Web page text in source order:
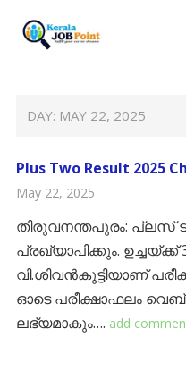
DAY: MAY 22, 2025
Plus Two Result 2025
May 22, 2025
തിരുവനന്തപുരം: പ്ലസ്
പ്രഖ്യാപിക്കും. ഉച്ചയ്ക്ക്
വി.ശിവൻകുട്ടിയാണ്
ഓടെ പരീക്ഷാഫലം
ലഭ്യമാകും…. add